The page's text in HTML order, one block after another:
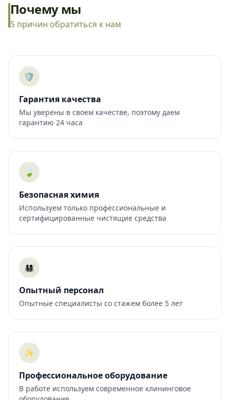
Почему мы
5 причин обратиться к нам
🛡️
Гарантия качества
Мы уверены в своем качестве, поэтому даем
гарантию 24 часа
🍃
Безопасная химия
Используем только профессиональные и
сертифицированные чистящие средства
👨‍👩‍👧‍👦
Опытный персонал
Опытные специалисты со стажем более 5 лет
✨
Профессиональное оборудование
В работе используем современное клининговое